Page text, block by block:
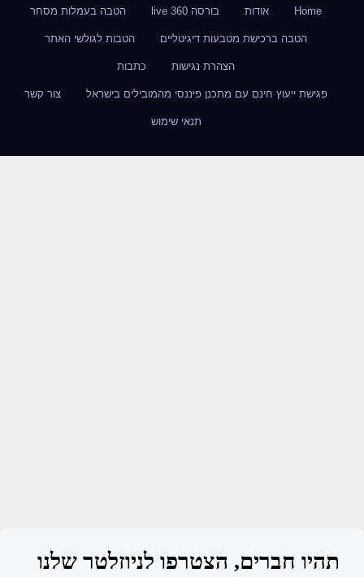
Home
אודות בורסה 360 live הטבה בעמלות מסחר
הטבה ברכישת מטבעות דיגיטליים הטבות לגולשי האתר
הצהרת נגישות כתבות
פגישת ייעוץ חינם עם מתכנן פיננסי מהמובילים בישראל צור קשר
תנאי שימוש